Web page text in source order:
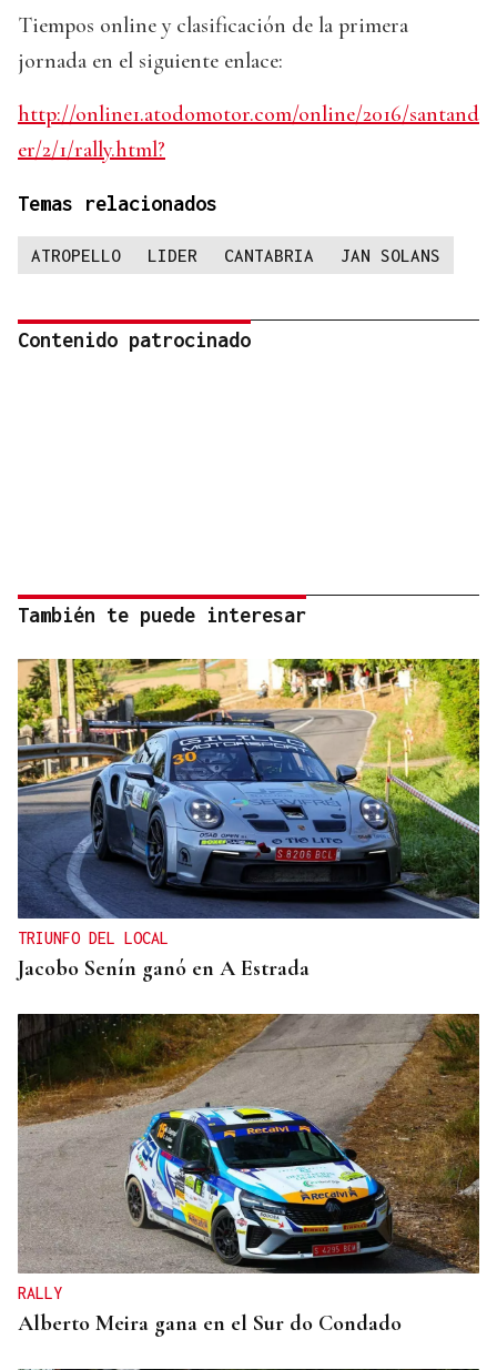
Tiempos online y clasificación de la primera
jornada en el siguiente enlace:
http://online1.atodomotor.com/online/2016/santand
er/2/1/rally.html?
Temas relacionados
ATROPELLO LIDER CANTABRIA JAN SOLANS
Contenido patrocinado
También te puede interesar
TRIUNFO DEL LOCAL
Jacobo Senín ganó en A Estrada
RALLY
Alberto Meira gana en el Sur do Condado